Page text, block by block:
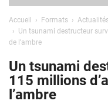
Accueil Formats
Un tsunami destructeur
de l’ambre
Un tsunami
115 millions
l’ambre